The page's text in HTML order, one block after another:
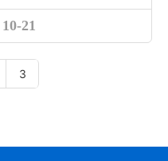
10-21
3